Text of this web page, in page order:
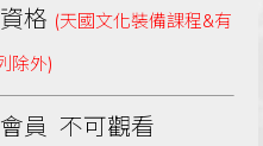
格 (天國文化裝備課程&有
除外)
員 不可觀看